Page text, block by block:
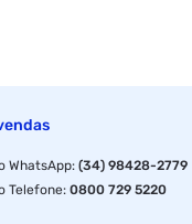
WhatsApp:(34) 98428-2779
Telefone:0800 729 5220